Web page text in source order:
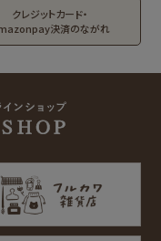
Mimozaの商品を見る
お菓子などうぶつ
工房
トコロコムギ
クレジットカード・
決済のながれ